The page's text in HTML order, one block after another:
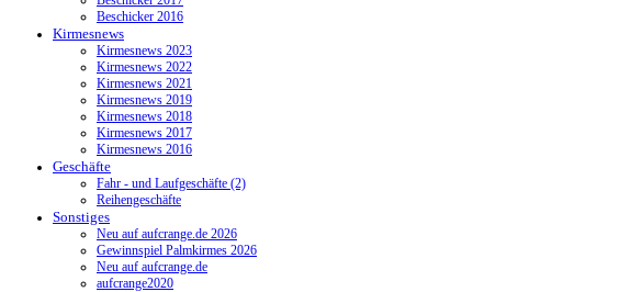
Beschicker 2016
Kirmesnews
Kirmesnews 2023
Kirmesnews 2022
Kirmesnews 2021
Kirmesnews 2019
Kirmesnews 2018
Kirmesnews 2017
Kirmesnews 2016
Geschäfte
Fahr - und Laufgeschäfte (2)
Reihengeschäfte
Sonstiges
Neu auf aufcrange.de 2026
Gewinnspiel Palmkirmes 2026
Neu auf aufcrange.de
aufcrange2020